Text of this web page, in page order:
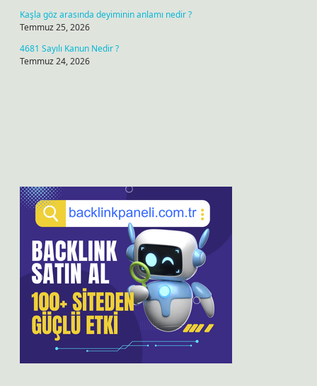
Kaşla göz arasında deyiminin anlamı nedir ?
Temmuz 25, 2026
4681 Sayılı Kanun Nedir ?
Temmuz 24, 2026